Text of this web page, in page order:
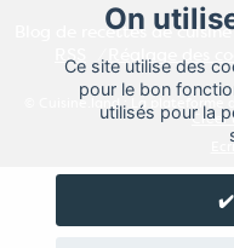
On
Ce site utilise des
pour le bon
utilisés pour la
✔️
Blog de recettes de
RSS
⁄ Réglage des
© Cuisine.land : La plateforme
Créer